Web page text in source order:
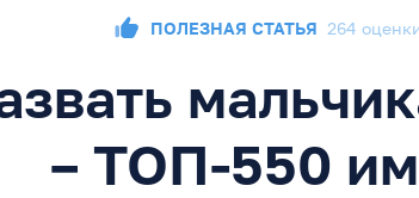
ПОЛЕЗНАЯ СТАТЬЯ 264
– ТОП-550